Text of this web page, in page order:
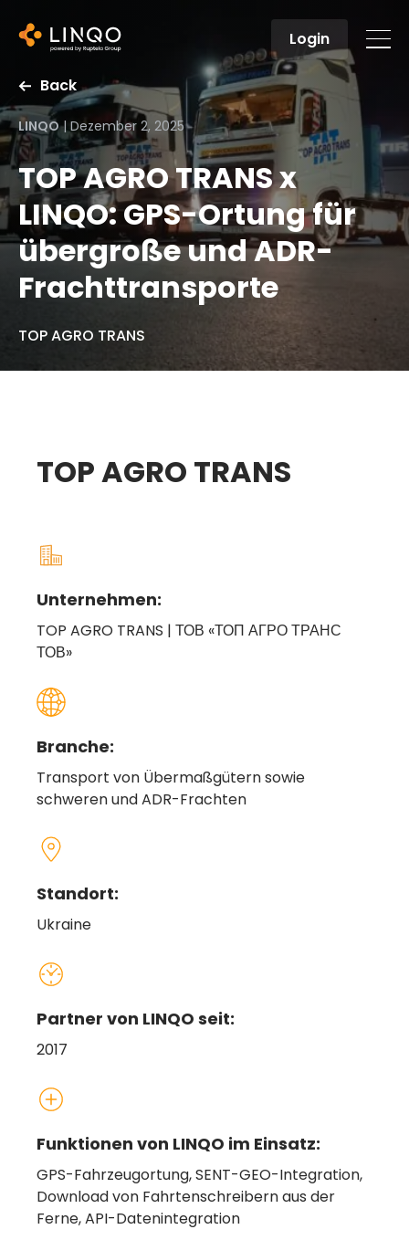
Login
Back
LINQO | Dezember 2, 2025
TOP AGRO TRANS x
LINQO: GPS-Ortung für
übergroße und ADR-
Frachttransporte
TOP AGRO TRANS
TOP AGRO TRANS
Unternehmen:
TOP AGRO TRANS | ТОВ «ТОП АГРО ТРАНС
ТОВ»
Branche:
Transport von Übermaßgütern sowie
schweren und ADR-Frachten
Standort:
Ukraine
Partner von LINQO seit:
2017
Funktionen von LINQO im Einsatz:
GPS-Fahrzeugortung, SENT-GEO-Integration,
Download von Fahrtenschreibern aus der
Ferne, API-Datenintegration